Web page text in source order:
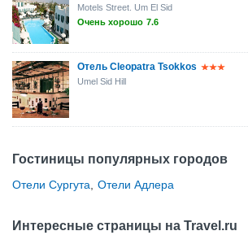
Motels Street. Um El Sid
Очень хорошо 7.6
Отель Cleopatra Tsokkos
Umel Sid Hill
Гостиницы популярных городов
Отели Сургута Отели Адлера
Интересные страницы на Travel.ru